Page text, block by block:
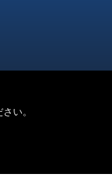
い。